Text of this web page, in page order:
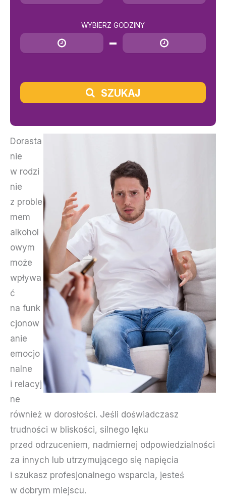
WYBIERZ GODZINY
Godzina rozpoczęcia
Godzina zakończenia
SZUKAJ
Dorasta
nie
w rodzi
nie
z proble
mem
alkohol
owym
może
wpływa
ć
na funk
cjonow
anie
emocjo
nalne
i relacyj
ne
również w dorosłości. Jeśli doświadczasz
trudności w bliskości, silnego lęku
przed odrzuceniem, nadmiernej odpowiedzialności
za innych lub utrzymującego się napięcia
i szukasz profesjonalnego wsparcia, jesteś
w dobrym miejscu.